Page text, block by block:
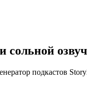
сольной
подкастов